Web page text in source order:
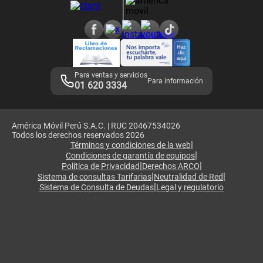
Adquirientes iPhone 6, 6S y SE
Mensaje de Seguridad
Términos y Condiciones de Tienda Claro
Libro de Reclamaciones
Legales de marketplace
Para ventas y servicios
01 620 3334 Para información
América Móvil Perú S.A.C. | RUC 20467534026
Todos los derechos reservados 2026
Términos y condiciones de la web|
Condiciones de garantía de equipos|
Política de Privacidad|Derechos ARCO|
Sistema de consultas Tarifarias|Neutralidad de Red|
Sistema de Consulta de Deudas|Legal y regulatorio